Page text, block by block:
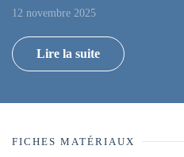
12 novembre 2025
Lire la suite
FICHES MATÉRIAUX